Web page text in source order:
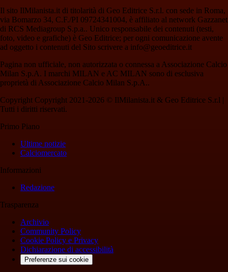
Il sito IlMilanista.it di titolarità di Geo Editrice S.r.l. con sede in Roma,
via Bomarzo 34, C.F./PI 09724341004, è affiliato al network Gazzanet
di RCS Mediagroup S.p.a.. Unico responsabile dei contenuti (testi,
foto, video e grafiche) è Geo Editrice; per ogni comunicazione avente
ad oggetto i contenuti del Sito scrivere a info@geoeditrice.it
Pagina non ufficiale, non autorizzata o connessa a Associazione Calcio
Milan S.p.A. I marchi MILAN e AC MILAN sono di esclusiva
proprietà di Associazione Calcio Milan S.p.A..
Copyright Copyright 2021-2026 © IlMilanista.it & Geo Editrice S.r.l |
Tutti i diritti riservati.
Primo Piano
Ultime notizie
Calciomercato
Informazioni
Redazione
Trasparenza
Archivio
Community Policy
Cookie Policy e Privacy
Dichiarazione di accessibilità
Preferenze sui cookie